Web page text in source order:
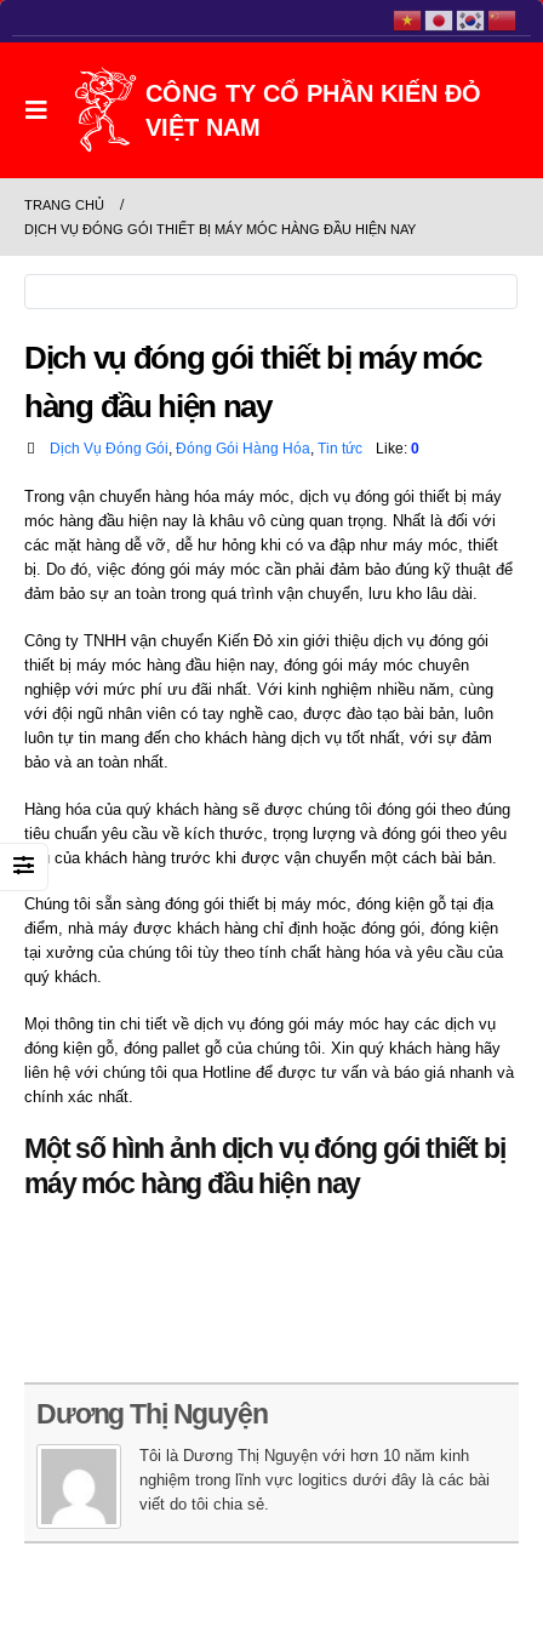
TRANG CHỦ
DỊCH VỤ ĐÓNG GÓI THIẾT BỊ MÁY MÓC HÀNG ĐẦU HIỆN NAY
Dịch vụ đóng gói thiết bị máy móc
hàng đầu hiện nay
Dịch Vụ Đóng Gói Đóng Gói Hàng Hóa Tin tức Like: 0
Trong vận chuyển hàng hóa máy móc, dịch vụ đóng gói thiết bị máy
móc hàng đầu hiện nay là khâu vô cùng quan trọng. Nhất là đối với
các mặt hàng dễ vỡ, dễ hư hỏng khi có va đập như máy móc, thiết
bị. Do đó, việc đóng gói máy móc cần phải đảm bảo đúng kỹ thuật để
đảm bảo sự an toàn trong quá trình vận chuyển, lưu kho lâu dài.
Công ty TNHH vận chuyển Kiến Đỏ xin giới thiệu dịch vụ đóng gói
thiết bị máy móc hàng đầu hiện nay, đóng gói máy móc chuyên
nghiệp với mức phí ưu đãi nhất. Với kinh nghiệm nhiều năm, cùng
với đội ngũ nhân viên có tay nghề cao, được đào tạo bài bản, luôn
luôn tự tin mang đến cho khách hàng dịch vụ tốt nhất, với sự đảm
bảo và an toàn nhất.
Hàng hóa của quý khách hàng sẽ được chúng tôi đóng gói theo đúng
tiêu chuẩn yêu cầu về kích thước, trọng lượng và đóng gói theo yêu
cầu của khách hàng trước khi được vận chuyển một cách bài bản.
Chúng tôi sẵn sàng đóng gói thiết bị máy móc, đóng kiện gỗ tại địa
điểm, nhà máy được khách hàng chỉ định hoặc đóng gói, đóng kiện
tại xưởng của chúng tôi tùy theo tính chất hàng hóa và yêu cầu của
quý khách.
Mọi thông tin chi tiết về dịch vụ đóng gói máy móc hay các dịch vụ
đóng kiện gỗ, đóng pallet gỗ của chúng tôi. Xin quý khách hàng hãy
liên hệ với chúng tôi qua Hotline để được tư vấn và báo giá nhanh và
chính xác nhất.
Một số hình ảnh dịch vụ đóng gói thiết bị
máy móc hàng đầu hiện nay
Dương Thị Nguyện
Tôi là Dương Thị Nguyện với hơn 10 năm kinh
nghiệm trong lĩnh vực logitics dưới đây là các bài
viết do tôi chia sẻ.